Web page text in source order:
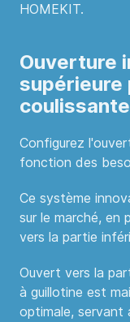
HOMEKIT.
Ouverture
supérieure
Configurez
fonction des
Ce système
sur le marché, en
vers la partie
Ouvert vers la
à guillotine est
optimale, servant